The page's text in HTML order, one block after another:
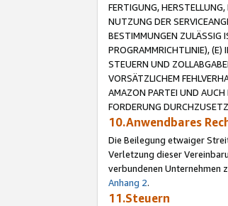
FERTIGUNG,
NUTZUNG DER
BESTIMMUNGEN ZULÄSSIG
PROGRAMMRICHTLINIE), (E)
STEUERN UND
VORSÄTZLICHEM
AMAZON PARTEI UND AUCH
FORDERUNG
10.Anwendbares
Die Beilegung etwaiger
Verletzung dieser
verbundenen Unternehmen
Anhang 2.
11.Steuern